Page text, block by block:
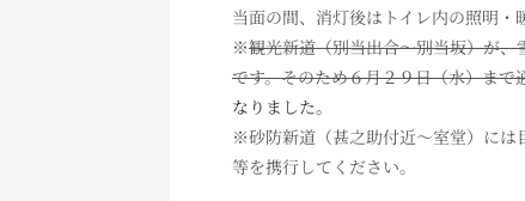
当面の間、消灯後はトイレ内の照明・
※観光新道（別当出合～別当坂）が
です。そのため６月２９日（水）ま
なりました。
※砂防新道（甚之助付近～室堂）には
等を携行してください。